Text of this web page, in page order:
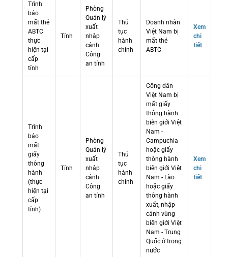
Trình
báo
mất thẻ
ABTC
thực
hiện tại
cấp
tỉnh
Tỉnh
Phòng
Quản lý
xuất
nhập
cảnh
Công
an tỉnh
Thủ
tục
hành
chính
Doanh nhân
Việt Nam bị
mất thẻ
ABTC
Xem
chi
tiết
Trình
báo
mất
giấy
thông
hành
(thực
hiện tại
cấp
tỉnh)
Tỉnh
Phòng
Quản lý
xuất
nhập
cảnh
Công
an tỉnh
Thủ
tục
hành
chính
Công dân
Việt Nam bị
mất giấy
thông hành
biên giới Việt
Nam -
Campuchia
hoặc giấy
thông hành
biên giới Việt
Nam - Lào
hoặc giấy
thông hành
xuất, nhập
cảnh vùng
biên giới Việt
Nam - Trung
Quốc ở trong
nước
Xem
chi
tiết